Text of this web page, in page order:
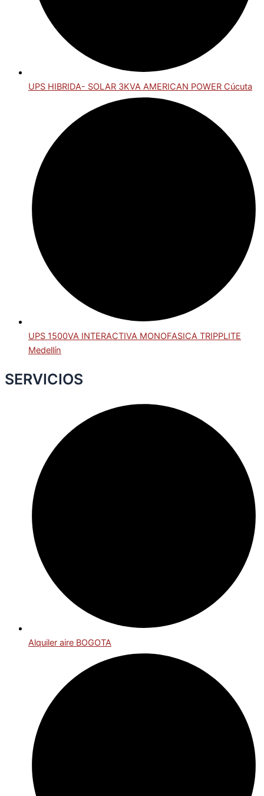
UPS HIBRIDA- SOLAR 3KVA AMERICAN POWER Cúcuta
UPS 1500VA INTERACTIVA MONOFASICA TRIPPLITE
Medellín
SERVICIOS
Alquiler aire BOGOTA